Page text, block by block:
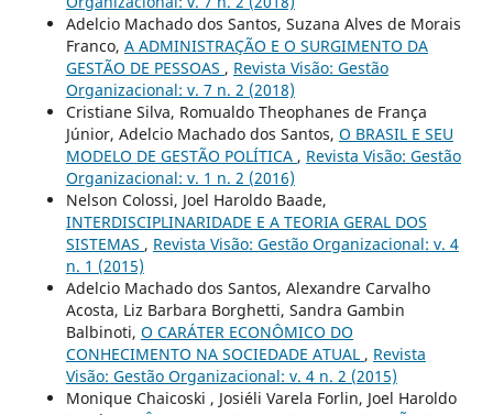
Adelcio Machado dos Santos, Suzana Alves de Morais
Franco, A ADMINISTRAÇÃO E O SURGIMENTO DA
GESTÃO DE PESSOAS , Revista Visão: Gestão
Organizacional: v. 7 n. 2 (2018)
Cristiane Silva, Romualdo Theophanes de França
Júnior, Adelcio Machado dos Santos, O BRASIL E SEU
MODELO DE GESTÃO POLÍTICA , Revista Visão: Gestão
Organizacional: v. 1 n. 2 (2016)
Nelson Colossi, Joel Haroldo Baade,
INTERDISCIPLINARIDADE E A TEORIA GERAL DOS
SISTEMAS , Revista Visão: Gestão Organizacional: v. 4
n. 1 (2015)
Adelcio Machado dos Santos, Alexandre Carvalho
Acosta, Liz Barbara Borghetti, Sandra Gambin
Balbinoti, O CARÁTER ECONÔMICO DO
CONHECIMENTO NA SOCIEDADE ATUAL , Revista
Visão: Gestão Organizacional: v. 4 n. 2 (2015)
Monique Chaicoski , Josiéli Varela Forlin, Joel Haroldo